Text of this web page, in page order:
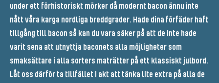
under ett förhistoriskt mörker då modernt bacon ännu inte
nått våra karga nordliga breddgrader. Hade dina förfäder haft
tillgång till bacon så kan du vara säker på att de inte hade
varit sena att utnyttja baconets alla möjligheter som
smaksättare i alla sorters maträtter på ett klassiskt julbord.
Låt oss därför ta tillfället i akt att tänka lite extra på alla de